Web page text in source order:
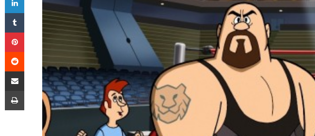
Tumblr
Pinterest
Reddit
E-Posta ile paylaş